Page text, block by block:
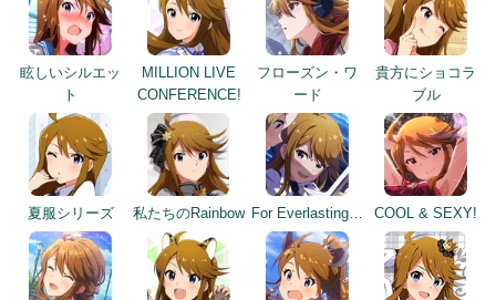
眩しいシルエッ
ト
MILLION LIVE
CONFERENCE!
フローズン・ワ
ード
貴方にショコラ
ブル
夏服シリーズ 私たちのRainbow For Everlasting… COOL & SEXY!